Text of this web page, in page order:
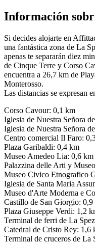
Información
Si decides alojarte en
una fantástica zona de La
apenas te separarán diez
de Cinque Terre y Corso
encuentra a 26,7 km de
Monterosso.
Las distancias se expresan
Corso Cavour: 0,1 km
Iglesia de Nuestra Señora
Iglesia de Nuestra Señora
Centro comercial Il Faro:
Plaza Garibaldi: 0,4 km
Museo Amedeo Lia: 0,6 km
Palazzina delle Arti y
Museo Civico Etnografico
Iglesia de Santa Maria
Museo d'Arte Moderna e
Castillo de San Giorgio: 0,9
Plaza Giuseppe Verdi: 1,2
Terminal de ferri de La
Catedral de Cristo Rey: 1,6
Terminal de cruceros de La